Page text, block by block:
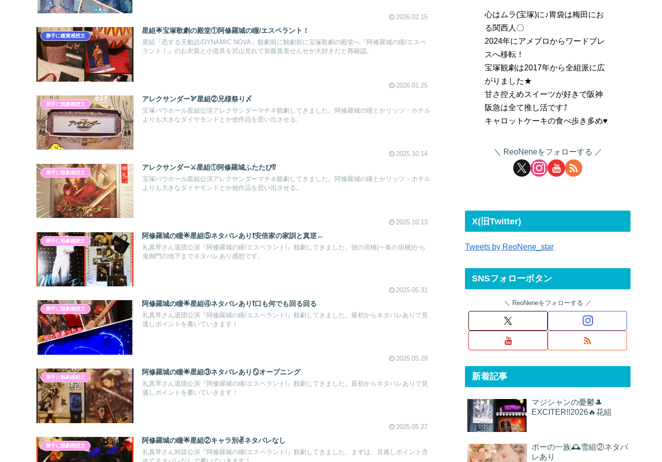
2026.02.15
勝手に鑑賞感想文
星組︎🌟宝塚歌劇の殿堂①阿修羅城の瞳/エスペラント！
星組『恋する天動説/DYNAMIC NOVA』観劇前に観劇前に宝塚歌劇の殿堂へ『阿修羅城の瞳/エスペ
ラント！』のお衣装と小道具を沢山見れて加藤真美せんせが大好きだと再確認。
2026.01.25
勝手に観劇感想文
アレクサンダー🏹星組②兄様祭り〆
宝塚バウホール星組公演アレクサンダーマチネ観劇してきました。阿修羅城の瞳とかリッツ・ホテル
よりも大きなダイヤモンドとか他作品を思い出させる。
2025.10.14
勝手に観劇感想文
アレクサンダー⚔️星組①阿修羅城ふたたび⁉️
宝塚バウホール星組公演アレクサンダーマチネ観劇してきました。阿修羅城の瞳とかリッツ・ホテル
よりも大きなダイヤモンドとか他作品を思い出させる。
2025.10.13
勝手に観劇感想文
阿修羅城の瞳🌟星組⑤ネタバレあり❗安倍家の家訓と真逆↔️
礼真琴さん退団公演『阿修羅城の瞳/エスペラント!』観劇してきました。佃の戻橋(一条の戻橋)から
鬼御門の地下までネタバレあり感想です。
2025.05.31
勝手に観劇感想文
阿修羅城の瞳🌟星組④ネタバレあり❗口も何でも回る回る
礼真琴さん退団公演『阿修羅城の瞳/エスペラント!』観劇してきました。最初からネタバレありで見
逃しポイントを書いていきます！
2025.05.29
勝手に観劇感想文
阿修羅城の瞳🌟星組③ネタバレあり🪞オープニング
礼真琴さん退団公演『阿修羅城の瞳/エスペラント!』観劇してきました。最初からネタバレありで見
逃しポイントを書いていきます！
2025.05.27
勝手に観劇感想文
阿修羅城の瞳🌟星組②キャラ別✌️ネタバレなし
礼真琴さん対談公演『阿修羅城の瞳/エスペラント!』観劇してきました。まずは、見逃しポイント含
心はムラ(宝塚)に♪胃袋は梅田にお
る関西人〇
2024年にアメブロからワードプレ
スへ移転！
宝塚観劇は2017年から全組派に広
がりました★
甘さ控えめスイーツが好きで阪神
阪急は全て推し活です⤴
キャロットケーキの食べ歩き多め♥
ReoNeneをフォローする
X(旧Twitter)
Tweets by ReoNene_star
SNSフォローボタン
ReoNeneをフォローする
新着記事
マジシャンの憂鬱🎩
EXCITER!!2026🔥花組
ポーの一族🕰雪組②ネタバ
レあり